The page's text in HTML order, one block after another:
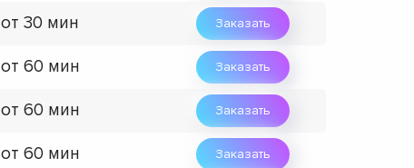
от 30 мин Заказать
от 60 мин Заказать
от 60 мин Заказать
от 60 мин Заказать